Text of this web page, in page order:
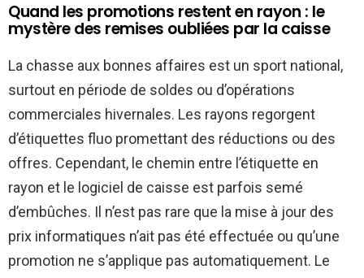
Quand les promotions restent en rayon : le
mystère des remises oubliées par la caisse
La chasse aux bonnes affaires est un sport national,
surtout en période de soldes ou d’opérations
commerciales hivernales. Les rayons regorgent
d’étiquettes fluo promettant des réductions ou des
offres. Cependant, le chemin entre l’étiquette en
rayon et le logiciel de caisse est parfois semé
d’embûches. Il n’est pas rare que la mise à jour des
prix informatiques n’ait pas été effectuée ou qu’une
promotion ne s’applique pas automatiquement. Le